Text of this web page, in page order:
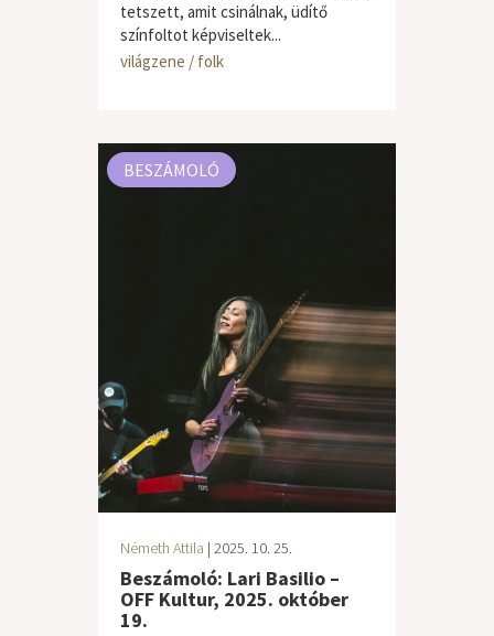
tetszett, amit csinálnak, üdítő
színfoltot képviseltek...
világzene / folk
BESZÁMOLÓ
Németh Attila | 2025. 10. 25.
Beszámoló: Lari Basilio –
OFF Kultur, 2025. október
19.